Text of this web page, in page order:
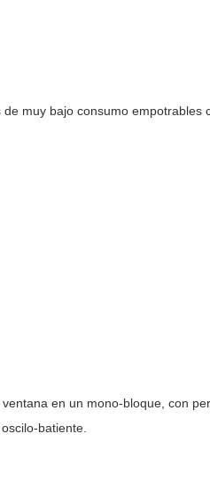
muy bajo consumo
en un mono-bloque, con
batiente.